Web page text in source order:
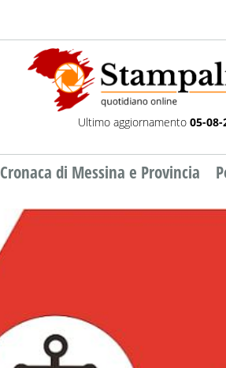
Ultimo aggiornamento 05-08-
Cronaca di Messina e Provincia